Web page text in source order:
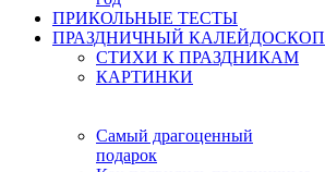
ПРИКОЛЬНЫЕ ТЕСТЫ
ПРАЗДНИЧНЫЙ КАЛЕЙДОСКОП
СТИХИ К ПРАЗДНИКАМ
КАРТИНКИ
Самый драгоценный
подарок